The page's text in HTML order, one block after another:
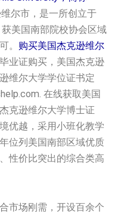
尔市，是一所创立于
美国南部院校协会区域
。 购买美国杰克逊维尔
业证购买，美国杰克逊
维尔大学学位证书定
在线获取美国
克逊维尔大学博士证
优越，采用小班化教学
位列美国南部区域优质
性价比突出的综合类高
市场刚需，开设百余个